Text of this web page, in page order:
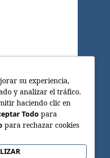
su experiencia,
y analizar el tráfico.
haciendo clic en
Todo para
para rechazar cookies